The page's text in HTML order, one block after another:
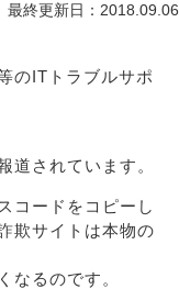
最終更新日： 2018.09.06
のITトラブルサポ
道されています。
コードをコピーし
欺サイトは本物の
なるのです。